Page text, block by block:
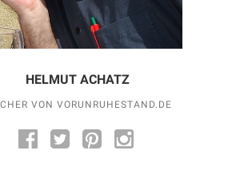
HELMUT ACHATZ
VON VORUNRUHESTAND.DE